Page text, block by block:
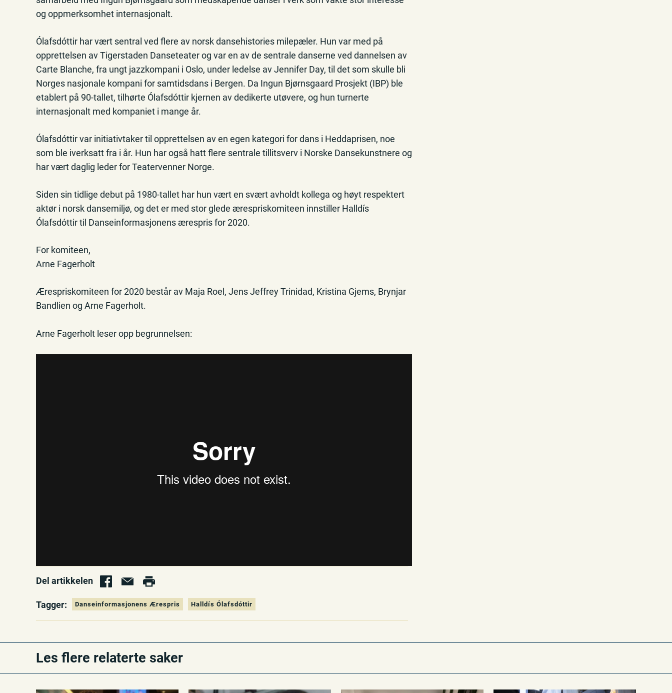
og oppmerksomhet internasjonalt.
Ólafsdóttir har vært sentral ved flere av norsk dansehistories milepæler. Hun var med på
opprettelsen av Tigerstaden Danseteater og var en av de sentrale danserne ved dannelsen av
Carte Blanche, fra ungt jazzkompani i Oslo, under ledelse av Jennifer Day, til det som skulle bli
Norges nasjonale kompani for samtidsdans i Bergen. Da Ingun Bjørnsgaard Prosjekt (IBP) ble
etablert på 90-tallet, tilhørte Ólafsdóttir kjernen av dedikerte utøvere, og hun turnerte
internasjonalt med kompaniet i mange år.
Ólafsdóttir var initiativtaker til opprettelsen av en egen kategori for dans i Heddaprisen, noe
som ble iverksatt fra i år. Hun har også hatt flere sentrale tillitsverv i Norske Dansekunstnere og
har vært daglig leder for Teatervenner Norge.
Siden sin tidlige debut på 1980-tallet har hun vært en svært avholdt kollega og høyt respektert
aktør i norsk dansemiljø, og det er med stor glede ærespriskomiteen innstiller Halldís
Ólafsdóttir til Danseinformasjonens ærespris for 2020.
For komiteen,
Arne Fagerholt
Ærespriskomiteen for 2020 består av Maja Roel, Jens Jeffrey Trinidad, Kristina Gjems, Brynjar
Bandlien og Arne Fagerholt.
Arne Fagerholt leser opp begrunnelsen:
Del artikkelen
Tagger: Danseinformasjonens Ærespris Halldís Ólafsdóttir
Les flere relaterte saker